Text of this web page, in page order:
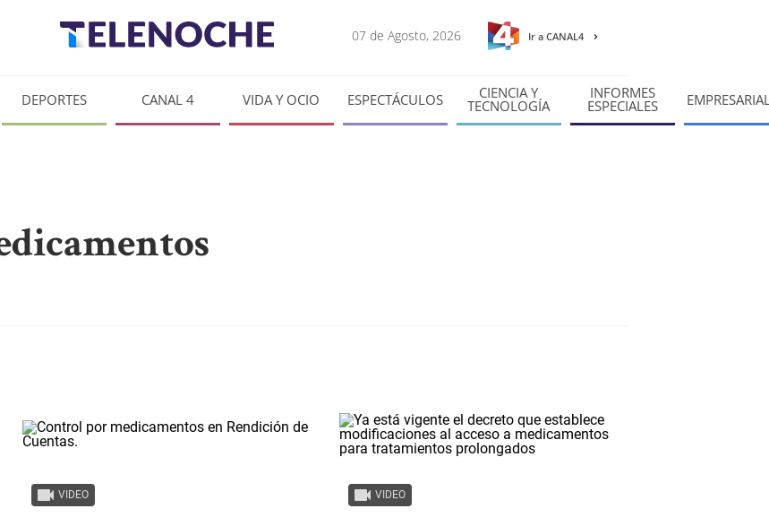
07 de Agosto, 2026 Ir a CANAL4
DEPORTES CANAL 4 VIDA Y OCIO ESPECTÁCULOS CIENCIA Y
TECNOLOGÍA
INFORMES
ESPECIALES
VIDEO VIDEO